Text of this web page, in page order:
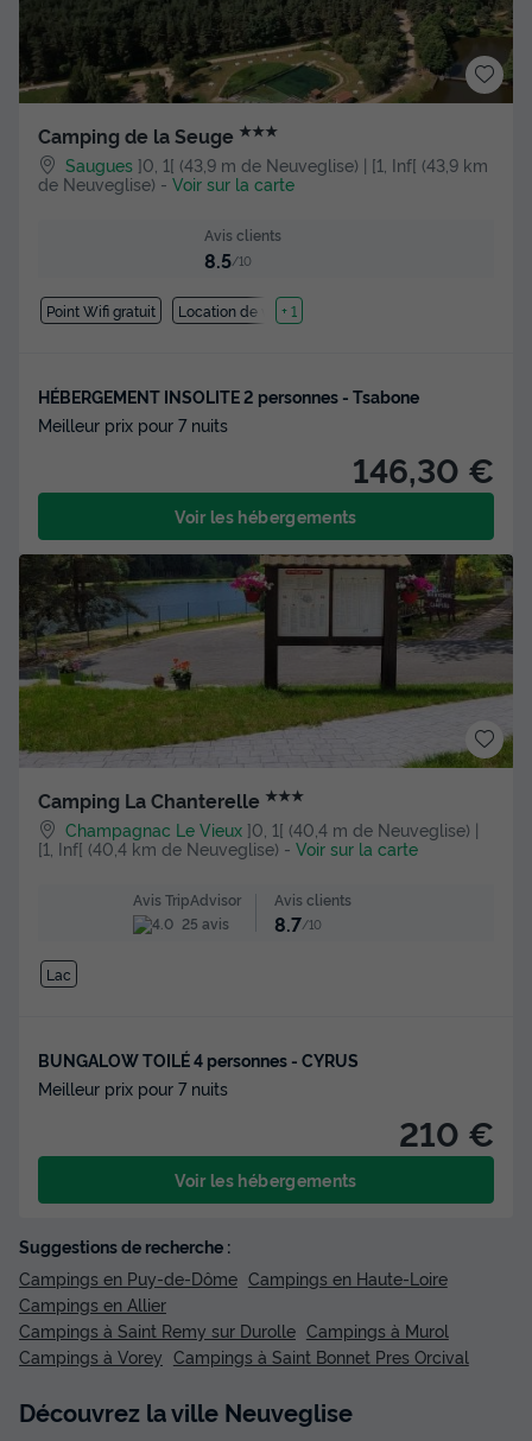
Camping de la Seuge ★★★
Saugues ]0, 1[ (43,9 m de Neuveglise) | [1, Inf[ (43,9 km
de Neuveglise) - Voir sur la carte
Avis clients
8.5/10
Point Wifi gratuit Location de vélos
+ 1
HÉBERGEMENT INSOLITE 2 personnes - Tsabone
Meilleur prix pour 7 nuits
146,30 €
Voir les hébergements
Camping La Chanterelle ★★★
Champagnac Le Vieux ]0, 1[ (40,4 m de Neuveglise) |
[1, Inf[ (40,4 km de Neuveglise) - Voir sur la carte
Avis TripAdvisor
25 avis
Avis clients
8.7/10
Lac
BUNGALOW TOILÉ 4 personnes - CYRUS
Meilleur prix pour 7 nuits
210 €
Voir les hébergements
Suggestions de recherche :
Campings en Puy-de-Dôme Campings en Haute-Loire
Campings en Allier
Campings à Saint Remy sur Durolle Campings à Murol
Campings à Vorey Campings à Saint Bonnet Pres Orcival
Découvrez la ville Neuveglise